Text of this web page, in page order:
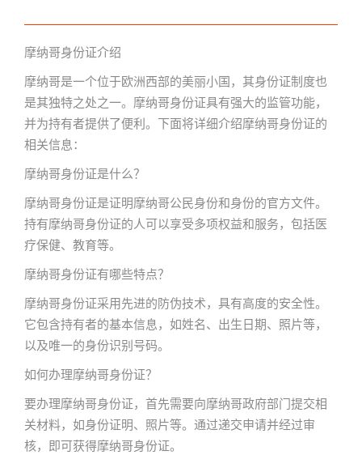
摩纳哥身份证介绍
摩纳哥是一个位于欧洲西部的美丽小国，其身份证制度也
是其独特之处之一。摩纳哥身份证具有强大的监管功能，
并为持有者提供了便利。下面将详细介绍摩纳哥身份证的
相关信息：
摩纳哥身份证是什么？
摩纳哥身份证是证明摩纳哥公民身份和身份的官方文件。
持有摩纳哥身份证的人可以享受多项权益和服务，包括医
疗保健、教育等。
摩纳哥身份证有哪些特点？
摩纳哥身份证采用先进的防伪技术，具有高度的安全性。
它包含持有者的基本信息，如姓名、出生日期、照片等，
以及唯一的身份识别号码。
如何办理摩纳哥身份证？
要办理摩纳哥身份证，首先需要向摩纳哥政府部门提交相
关材料，如身份证明、照片等。通过递交申请并经过审
核，即可获得摩纳哥身份证。